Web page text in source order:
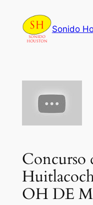
content
Sonido
Concurso
OH DE